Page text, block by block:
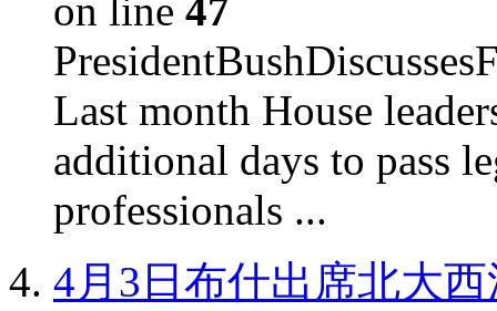
on line 47
Last month House
additional days to pass
professionals ...
4月3日布什出席北大